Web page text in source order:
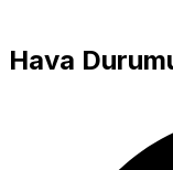
Hava